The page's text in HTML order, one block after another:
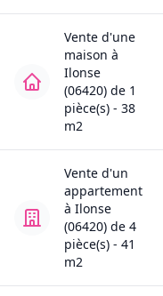
Vente d'une
maison à
Ilonse
(06420) de 1
pièce(s) - 38
m2
Vente d'un
appartement
à Ilonse
(06420) de 4
pièce(s) - 41
m2